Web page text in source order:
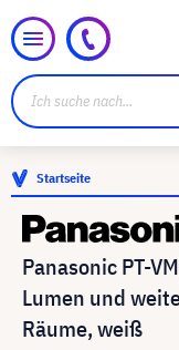
Startseite
Panasonic PT-
Lumen und
Räume, weiß